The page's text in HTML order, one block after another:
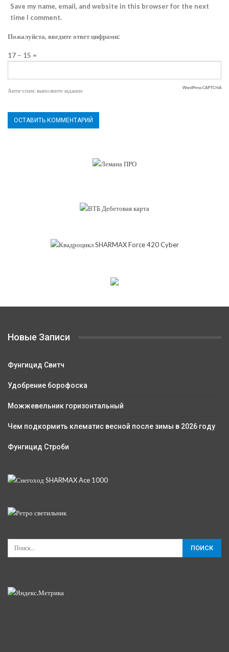
Save my name, email, and website in this browser for the next
time I comment.
Пожалуйста, введите ответ цифрами:
17 − 15 =
Анти-спам: выполните задание WordPress CAPTCHA
Новые Записи
Фунгицид Свитч
Удобрение борофоска
Можжевельник горизонтальный
Чем подкормить клематис весной после зимы в 2026 году
Фунгицид Строби